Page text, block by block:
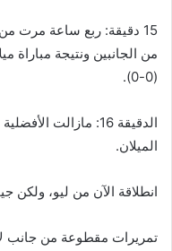
15 دقيقة: ربع ساعة مرت
من الجانبين ونتيجة مباراة
(0-0).
الدقيقة 16: مازالت
الميلان.
انطلاقة الآن من ليو، ولكن
تمريرات مقطوعة من جانب